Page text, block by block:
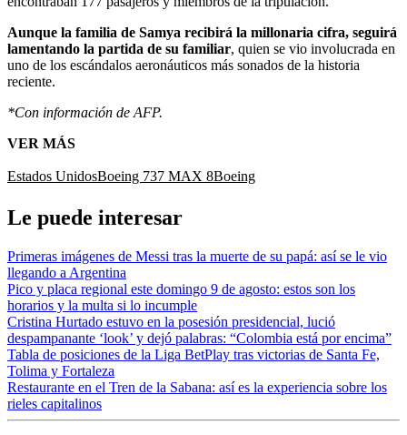
Aunque la familia de Samya recibirá la millonaria cifra, seguirá
lamentando la partida de su familiar, quien se vio involucrada en
uno de los escándalos aeronáuticos más sonados de la historia
reciente.
*Con información de AFP.
VER MÁS
Estados UnidosBoeing 737 MAX 8Boeing
Le puede interesar
Primeras imágenes de Messi tras la muerte de su papá: así se le vio
llegando a Argentina
Pico y placa regional este domingo 9 de agosto: estos son los
horarios y la multa si lo incumple
Cristina Hurtado estuvo en la posesión presidencial, lució
despampanante ‘look’ y dejó palabras: “Colombia está por encima”
Tabla de posiciones de la Liga BetPlay tras victorias de Santa Fe,
Tolima y Fortaleza
Restaurante en el Tren de la Sabana: así es la experiencia sobre los
rieles capitalinos